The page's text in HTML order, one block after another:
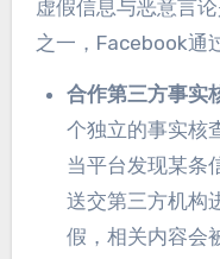
虚假信息与恶意言
之一 ， Facebook通
合作第三方事实
个独立的事实核
当平台发现某条
送交第三方机构
假 ， 相关内容会